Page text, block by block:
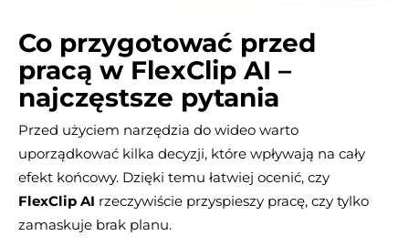
Co przygotować przed
pracą w FlexClip AI –
najczęstsze pytania
Przed użyciem narzędzia do wideo warto
uporządkować kilka decyzji, które wpływają na cały
efekt końcowy. Dzięki temu łatwiej ocenić, czy
FlexClip AI rzeczywiście przyspieszy pracę, czy tylko
zamaskuje brak planu.